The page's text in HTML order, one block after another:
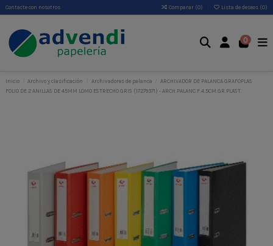
Contacte con nosotros Comparar (0) Lista de deseos (0)
0
Inicio Archivo y clasificación Archivadores de palanca
ARCHIVADOR DE PALANCA GRAFOPLAS
FOLIO DE 2 ANILLAS DE 45MM LOMO ESTRECHO GRIS (17279371) - ARCH.PALANC.F.4.5CM.GR.PLAST.